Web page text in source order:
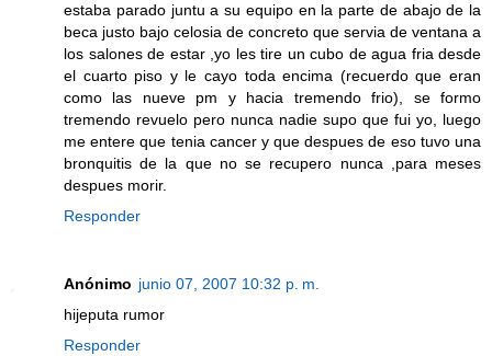
estaba parado juntu a su equipo en la parte de abajo de la
beca justo bajo celosia de concreto que servia de ventana a
los salones de estar ,yo les tire un cubo de agua fria desde
el cuarto piso y le cayo toda encima (recuerdo que eran
como las nueve pm y hacia tremendo frio), se formo
tremendo revuelo pero nunca nadie supo que fui yo, luego
me entere que tenia cancer y que despues de eso tuvo una
bronquitis de la que no se recupero nunca ,para meses
despues morir.
Responder
Anónimo junio 07, 2007 10:32 p. m.
hijeputa rumor
Responder